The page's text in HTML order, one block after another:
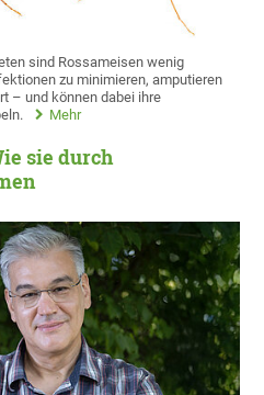
sind Rossameisen wenig
zu minimieren, amputieren
– und können dabei ihre
Mehr
sie durch